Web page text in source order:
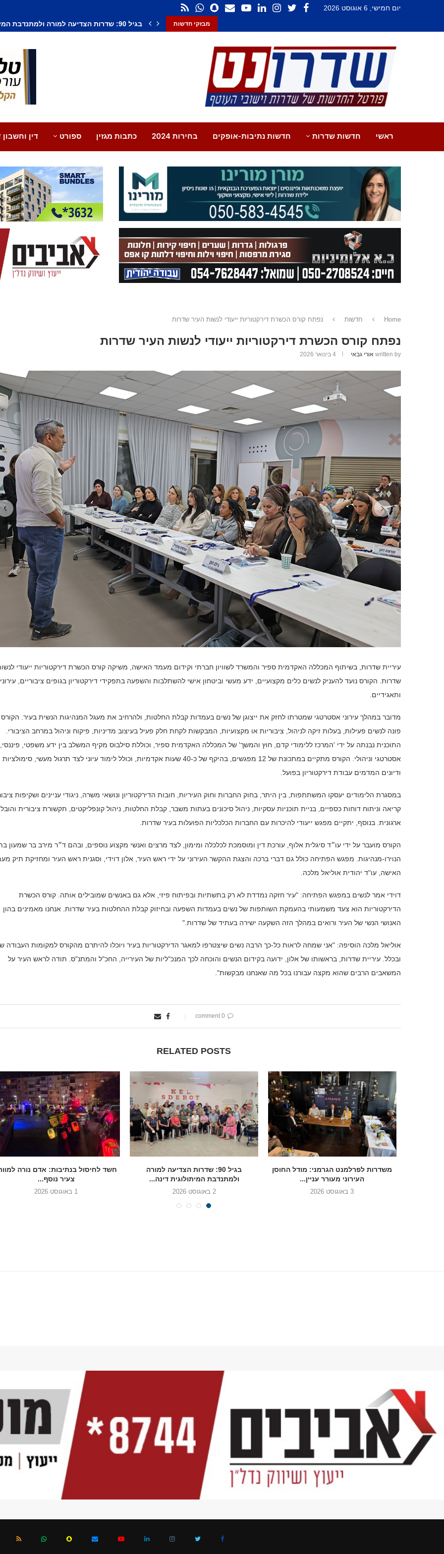
יום חמישי, 6 אוגוסט 2026
מבזקי חדשות חשד לחיסול בנתיבות: אדם נורה למוות, צעיר
ראשי חדשות שדרות חדשות נתיבות-אופקים בחירות 2024 כתבות מגזין ספורט דין וחשבון
Home חדשות נפתח קורס הכשרת דירקטוריות ייעודי לנשות העיר שדרות
נפתח קורס הכשרת דירקטוריות ייעודי לנשות העיר שדרות
written by אורי גבאי 4 בינואר 2026
עיריית שדרות, בשיתוף המכללה האקדמית ספיר והמשרד לשוויון חברתי וקידום מעמד האישה, משיקה קורס הכשרת דירקטוריות ייעודי
שדרות. הקורס נועד להעניק לנשים כלים מקצועיים, ידע מעשי וביטחון אישי להשתלבות והשפעה בתפקידי דירקטוריון בגופים ציבוריים,
ותאגידיים.
מדובר במהלך עירוני אסטרטגי שמטרתו לחזק את ייצוגן של נשים בעמדות קבלת החלטות, ולהרחיב את מעגל המנהיגות הנשית בעיר. הקורס
פונה לנשים פעילות, בעלות זיקה לניהול, ציבוריות או מקצועיות, המבקשות לקחת חלק פעיל בעיצוב מדיניות, פיקוח וניהול במרחב הציבורי.
התוכנית נבנתה על ידי 'המרכז ללימודי קדם, חוץ והמשך' של המכללה האקדמית ספיר, וכוללת סילבוס מקיף המשלב בין ידע משפטי, פיננסי,
אסטרטגי וניהולי. הקורס מתקיים במתכונת של 12 מפגשים, בהיקף של כ-40 שעות אקדמיות, וכולל לימוד עיוני לצד תרגול מעשי, סימולציות
ודיונים המדמים עבודת דירקטוריון בפועל.
במסגרת הלימודים יעסקו המשתתפות, בין היתר, בחוק החברות וחוק העיריות, חובות הדירקטוריון ונושאי משרה, ניגודי עניינים ושקיפות
קריאה וניתוח דוחות כספיים, בניית תוכניות עסקיות, ניהול סיכונים בעתות משבר, קבלת החלטות, ניהול קונפליקטים, תקשורת ציבורית
ארגונית. בנוסף, יתקיים מפגש ייעודי להיכרות עם החברות הכלכליות הפועלות בעיר שדרות.
הקורס מועבר על ידי עו״ד סיגלית אלוף, עורכת דין ומוסמכת לכלכלה ומימון, לצד מרצים ואנשי מקצוע נוספים, ובהם ד״ר מירב בר שמעון
הנוירו-מנהיגות. מפגש הפתיחה כולל גם דברי ברכה והצגת ההקשר העירוני על ידי ראש העיר, אלון דוידי, וסגנית ראש העיר ומחזיקת תיק
האישה, עו"ד יהודית אוליאל מלכה.
דוידי אמר לנשים במפגש הפתיחה: "עיר חזקה נמדדת לא רק בתשתיות ובפיתוח פיזי, אלא גם באנשים שמובילים אותה. קורס הכשרת
הדירקטוריות הוא צעד משמעותי בהעמקת השותפות של נשים בעמדות השפעה ובחיזוק קבלת ההחלטות בעיר שדרות. אנחנו מאמינים בהון
האנושי הנשי של העיר ורואים במהלך הזה השקעה ישירה בעתיד של שדרות."
אוליאל מלכה הוסיפה: "אני שמחה לראות כל-כך הרבה נשים שיצטרפו למאגר הדירקטוריות בעיר ויוכלו להיתרם מהקורס למקומות העבודה
ובכלל. עיריית שדרות, בראשותו של אלון, ידועה בקידום הנשים והוכחה לכך המנכ"ליות של העירייה, החכ"ל והמתנ"ס. תודה לראש העיר על
המשאבים הרבים שהוא מקצה עבורנו בכל מה שאנחנו מבקשות".
0 comment
RELATED POSTS
משדרות לפרלמנט הגרמני: מודל החוסן
העירוני מעורר עניין...
3 באוגוסט 2026
בגיל 90: שדרות הצדיעה למורה
ולמתנדבת המיתולוגית דינה...
2 באוגוסט 2026
חשד לחיסול בנתיבות: אדם נורה
צעיר נוסף...
1 באוגוסט 2026